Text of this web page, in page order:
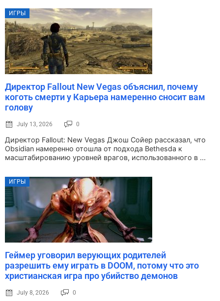
ИГРЫ
Директор Fallout New Vegas объяснил, почему
коготь смерти у Карьера намеренно сносит вам
голову
July 13, 2026 0
Директор Fallout: New Vegas Джош Сойер рассказал, что
Obsidian намеренно отошла от подхода Bethesda к
масштабированию уровней врагов, использованного в ...
ИГРЫ
Геймер уговорил верующих родителей
разрешить ему играть в DOOM, потому что это
христианская игра про убийство демонов
July 8, 2026 0